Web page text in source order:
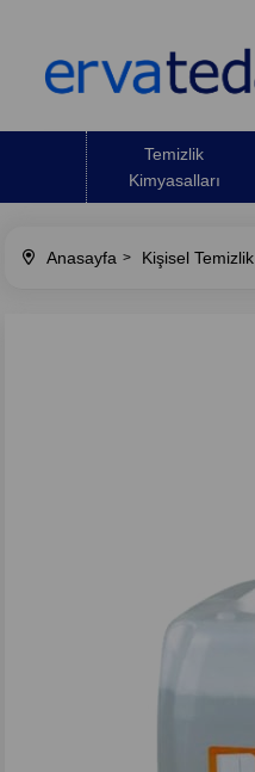
Temizlik
Kimyasalları
Anasayfa Kişisel Temizlik